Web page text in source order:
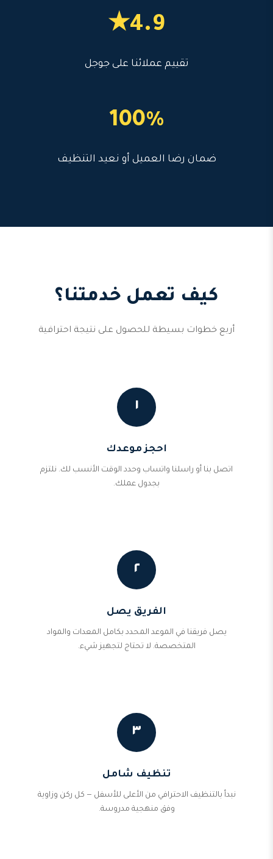
4.9★
تقييم عملائنا على جوجل
100%
ضمان رضا العميل أو نعيد التنظيف
كيف تعمل خدمتنا؟
أربع خطوات بسيطة للحصول على نتيجة احترافية
١
احجز موعدك
اتصل بنا أو راسلنا واتساب وحدد الوقت الأنسب لك. نلتزم
بجدول عملك.
٢
الفريق يصل
يصل فريقنا في الموعد المحدد بكامل المعدات والمواد
المتخصصة. لا تحتاج لتجهيز شيء.
٣
تنظيف شامل
نبدأ بالتنظيف الاحترافي من الأعلى للأسفل — كل ركن وزاوية
وفق منهجية مدروسة.